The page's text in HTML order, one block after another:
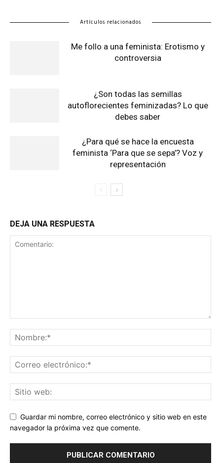
Artículos relacionados
Me follo a una feminista: Erotismo y
controversia
¿Son todas las semillas
autoflorecientes feminizadas? Lo que
debes saber
¿Para qué se hace la encuesta
feminista ‘Para que se sepa’? Voz y
representación
DEJA UNA RESPUESTA
Guardar mi nombre, correo electrónico y sitio web en este
navegador la próxima vez que comente.